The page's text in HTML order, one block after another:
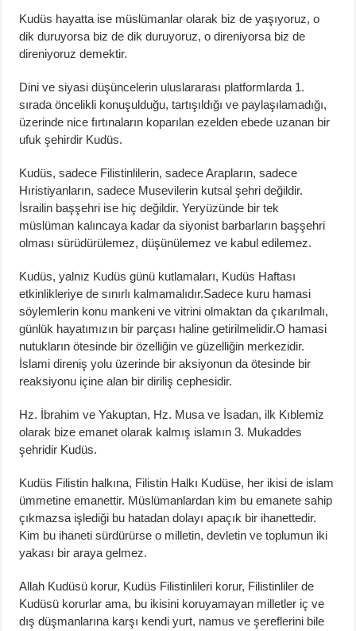
Kudüs hayatta ise müslümanlar olarak biz de yaşıyoruz, o
dik duruyorsa biz de dik duruyoruz, o direniyorsa biz de
direniyoruz demektir.
Dini ve siyasi düşüncelerin uluslararası platformlarda 1.
sırada öncelikli konuşulduğu, tartışıldığı ve paylaşılamadığı,
üzerinde nice fırtınaların koparılan ezelden ebede uzanan bir
ufuk şehirdir Kudüs.
Kudüs, sadece Filistinlilerin, sadece Arapların, sadece
Hıristiyanların, sadece Musevilerin kutsal şehri değildir.
İsrailin başşehri ise hiç değildir. Yeryüzünde bir tek
müslüman kalıncaya kadar da siyonist barbarların başşehri
olması sürüdürülemez, düşünülemez ve kabul edilemez.
Kudüs, yalnız Kudüs günü kutlamaları, Kudüs Haftası
etkinlikleriye de sınırlı kalmamalıdır.Sadece kuru hamasi
söylemlerin konu mankeni ve vitrini olmaktan da çıkarılmalı,
günlük hayatımızın bir parçası haline getirilmelidir.O hamasi
nutukların ötesinde bir özelliğin ve güzelliğin merkezidir.
İslami direniş yolu üzerinde bir aksiyonun da ötesinde bir
reaksiyonu içine alan bir diriliş cephesidir.
Hz. İbrahim ve Yakuptan, Hz. Musa ve İsadan, ilk Kıblemiz
olarak bize emanet olarak kalmış islamın 3. Mukaddes
şehridir Kudüs.
Kudüs Filistin halkına, Filistin Halkı Kudüse, her ikisi de islam
ümmetine emanettir. Müslümanlardan kim bu emanete sahip
çıkmazsa işlediği bu hatadan dolayı apaçık bir ihanettedir.
Kim bu ihaneti sürdürürse o milletin, devletin ve toplumun iki
yakası bir araya gelmez.
Allah Kudüsü korur, Kudüs Filistinlileri korur, Filistinliler de
Kudüsü korurlar ama, bu ikisini koruyamayan milletler iç ve
dış düşmanlarına karşı kendi yurt, namus ve şereflerini bile